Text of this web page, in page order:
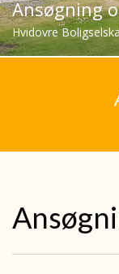
Ansøgning
Hvidovre